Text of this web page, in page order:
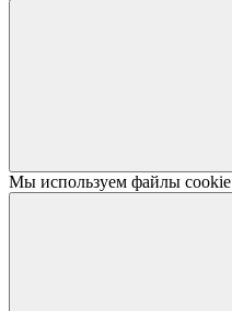
Мы используем файлы cookie